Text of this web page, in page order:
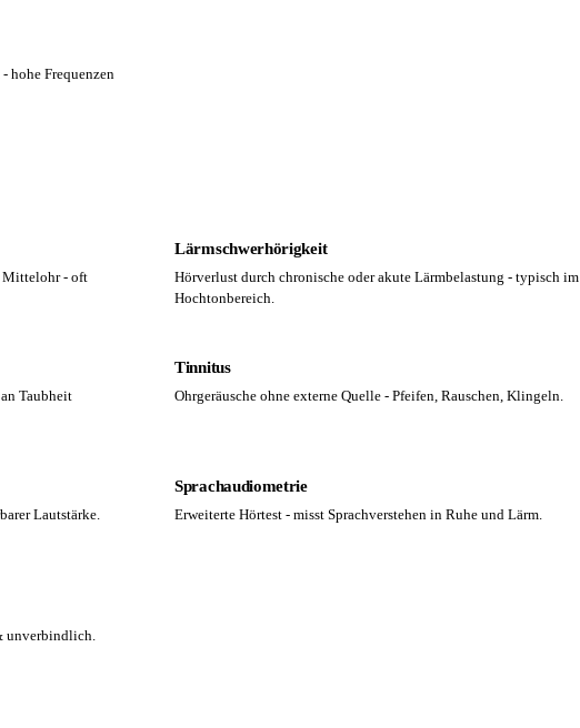
hohe Frequenzen
Mittelohr - oft
Lärmschwerhörigkeit
Hörverlust durch chronische oder akute Lärmbelastung - typisch im
Hochtonbereich.
Taubheit
Tinnitus
Ohrgeräusche ohne externe Quelle - Pfeifen, Rauschen, Klingeln.
Lautstärke.
Sprachaudiometrie
Erweiterte Hörtest - misst Sprachverstehen in Ruhe und Lärm.
unverbindlich.